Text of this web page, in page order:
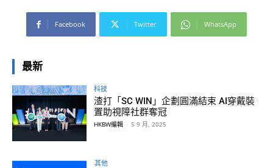
Facebook Twitter WhatsApp
最新
科技
渣打「SC WIN」企劃圓滿結束 AI穿戴裝
置助視障社群奪冠
HKBW編輯 - 5 9 月, 2025
其他